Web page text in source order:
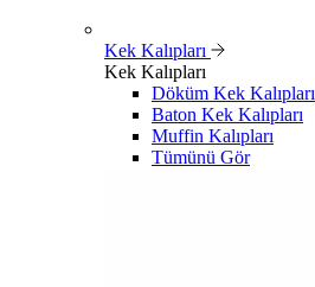
Kek Kalıpları
Kek Kalıpları
Döküm Kek Kalıpları
Baton Kek Kalıpları
Muffin Kalıpları
Tümünü Gör